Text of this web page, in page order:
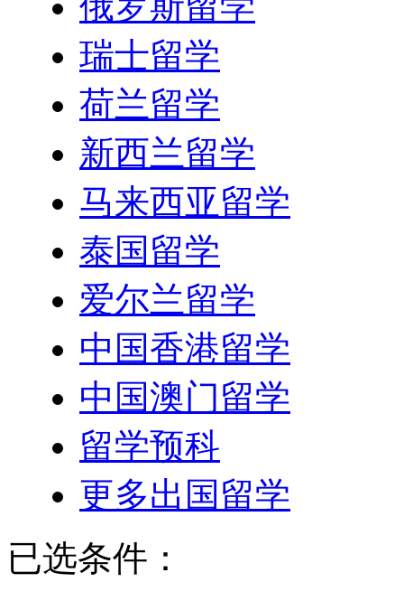
瑞士留学
荷兰留学
新西兰留学
马来西亚留学
泰国留学
爱尔兰留学
中国香港留学
中国澳门留学
留学预科
更多出国留学
已选条件：